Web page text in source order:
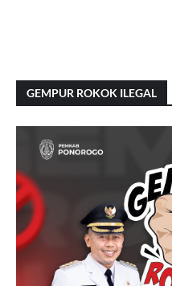
GEMPUR ROKOK ILEGAL